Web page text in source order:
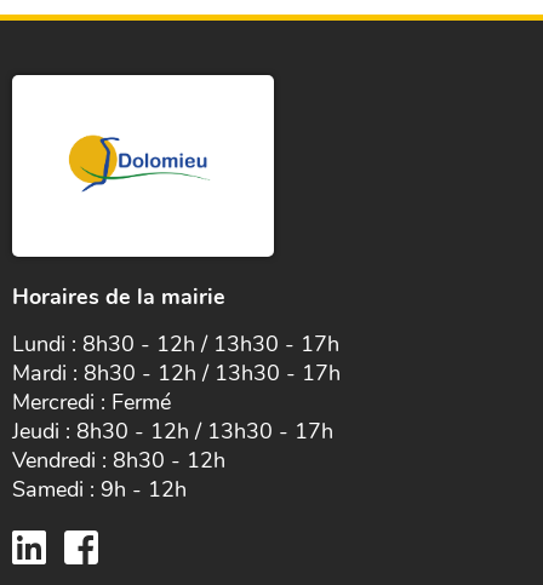
Horaires de la mairie
Lundi : 8h30 - 12h / 13h30 - 17h
Mardi : 8h30 - 12h / 13h30 - 17h
Mercredi : Fermé
Jeudi : 8h30 - 12h / 13h30 - 17h
Vendredi : 8h30 - 12h
Samedi : 9h - 12h